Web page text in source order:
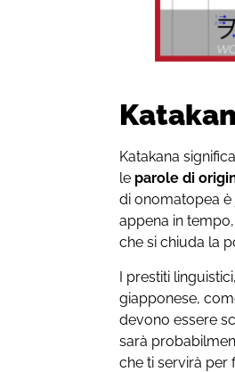
Katakana
le parole di
di onomatopea è
appena in
che si chiuda la
I prestiti
giapponese,
devono essere
sarà
che ti servirà per